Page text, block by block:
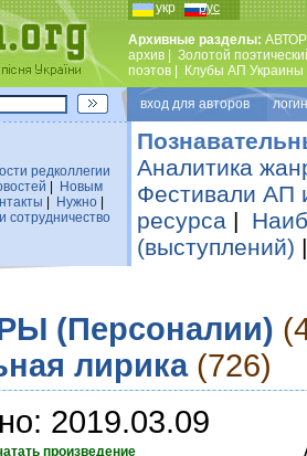
укр рус
Архивные разделы:
архив
Золотой
поэтов
Клубы АП Украины
вход для авторов
редколлегии
Новым
Нужно|
сотрудничество
Аналитика
Фестивали АП
ресурса |
(выступлений)
(Персоналии)
лирика (726)
2019.03.09
произведение